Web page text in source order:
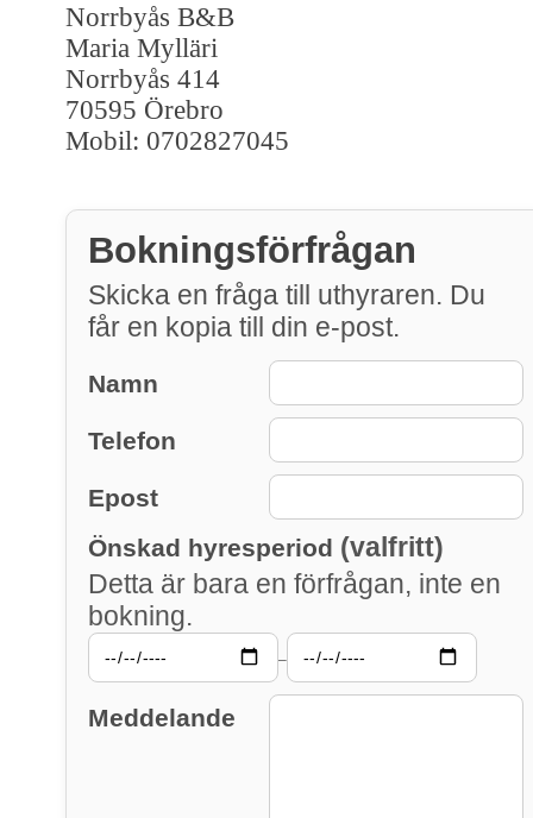
Norrbyås B&B
Maria Mylläri
Norrbyås 414
70595 Örebro
Mobil: 0702827045
Bokningsförfrågan
Skicka en fråga till uthyraren. Du
får en kopia till din e-post.
Namn
Telefon
Epost
Önskad hyresperiod (valfritt)
Detta är bara en förfrågan, inte en
bokning.
–
Meddelande